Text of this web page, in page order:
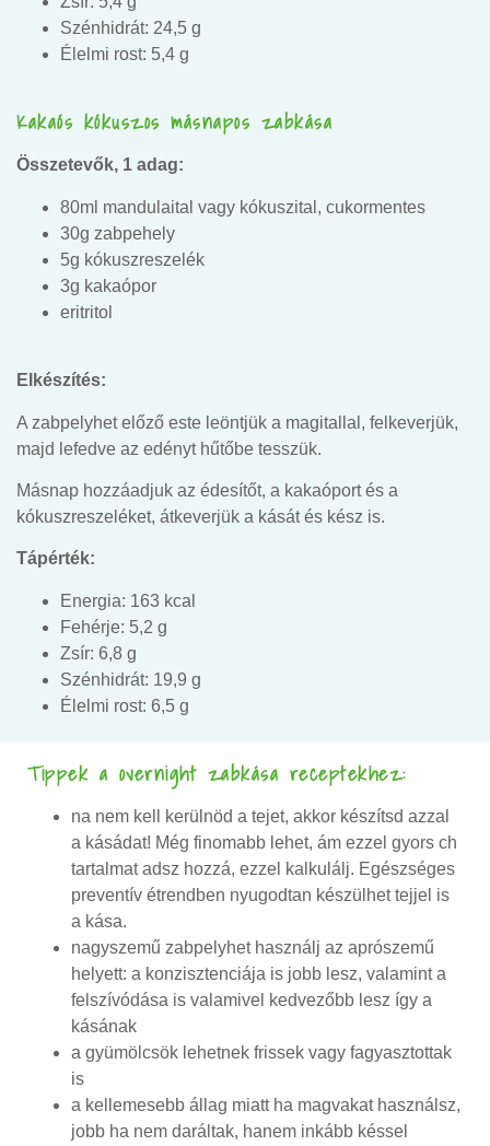
Szénhidrát: 24,5 g
Élelmi rost: 5,4 g
Kakaós kókuszos másnapos zabkása
Összetevők, 1 adag:
80ml mandulaital vagy kókuszital, cukormentes
30g zabpehely
5g kókuszreszelék
3g kakaópor
eritritol
Elkészítés:
A zabpelyhet előző este leöntjük a magitallal, felkeverjük,
majd lefedve az edényt hűtőbe tesszük.
Másnap hozzáadjuk az édesítőt, a kakaóport és a
kókuszreszeléket, átkeverjük a kását és kész is.
Tápérték:
Energia: 163 kcal
Fehérje: 5,2 g
Zsír: 6,8 g
Szénhidrát: 19,9 g
Élelmi rost: 6,5 g
Tippek a overnight zabkása receptekhez:
na nem kell kerülnöd a tejet, akkor készítsd azzal
a kásádat! Még finomabb lehet, ám ezzel gyors ch
tartalmat adsz hozzá, ezzel kalkulálj. Egészséges
preventív étrendben nyugodtan készülhet tejjel is
a kása.
nagyszemű zabpelyhet használj az aprószemű
helyett: a konzisztenciája is jobb lesz, valamint a
felszívódása is valamivel kedvezőbb lesz így a
kásának
a gyümölcsök lehetnek frissek vagy fagyasztottak
is
a kellemesebb állag miatt ha magvakat használsz,
jobb ha nem daráltak, hanem inkább késsel